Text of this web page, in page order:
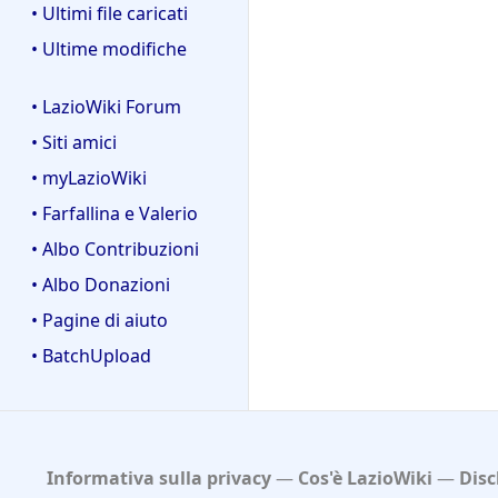
• Ultimi file caricati
• Ultime modifiche
• LazioWiki Forum
• Siti amici
• myLazioWiki
• Farfallina e Valerio
• Albo Contribuzioni
• Albo Donazioni
• Pagine di aiuto
• BatchUpload
Informativa sulla privacy Cos'è LazioWiki